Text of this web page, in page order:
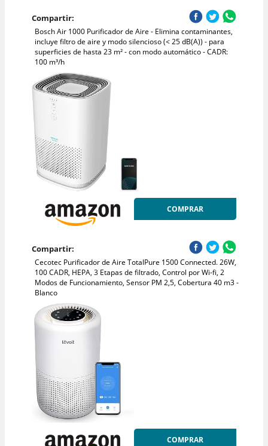
Compartir:
Bosch Air 1000 Purificador de Aire - Elimina contaminantes,
incluye filtro de aire y modo silencioso (< 25 dB(A)) - para
superficies de hasta 23 m² - con modo automático - CADR:
100 m³/h
COMPRAR
Compartir:
Cecotec Purificador de Aire TotalPure 1500 Connected. 26W,
100 CADR, HEPA, 3 Etapas de filtrado, Control por Wi-fi, 2
Modos de Funcionamiento, Sensor PM 2,5, Cobertura 40 m3 -
Blanco
COMPRAR